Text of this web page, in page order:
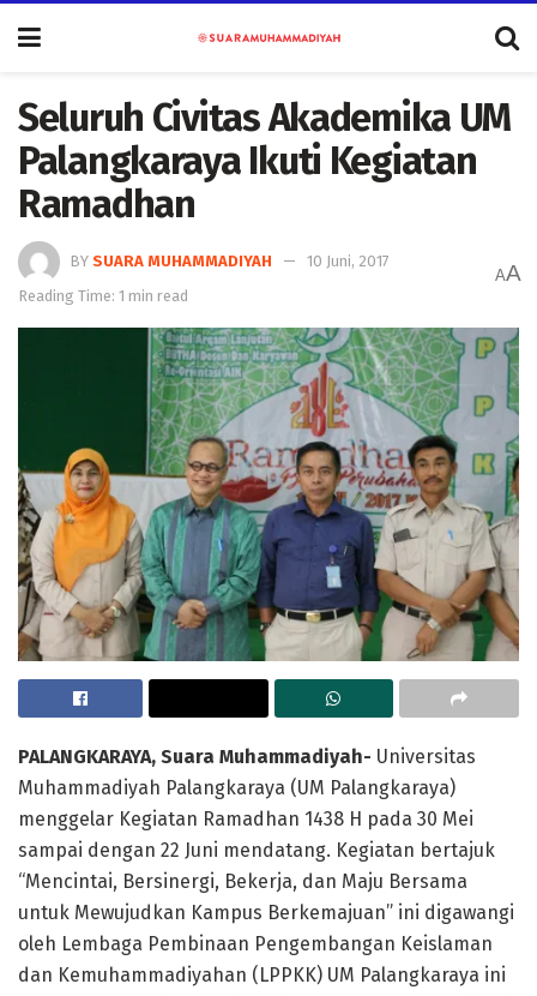
Seluruh Civitas Akademika UM
Palangkaraya Ikuti Kegiatan
Ramadhan
BY SUARA MUHAMMADIYAH
10 Juni, 2017
Reading Time: 1 min read
AA
PALANGKARAYA, Suara Muhammadiyah- Universitas
Muhammadiyah Palangkaraya (UM Palangkaraya)
menggelar Kegiatan Ramadhan 1438 H pada 30 Mei
sampai dengan 22 Juni mendatang. Kegiatan bertajuk
“Mencintai, Bersinergi, Bekerja, dan Maju Bersama
untuk Mewujudkan Kampus Berkemajuan” ini digawangi
oleh Lembaga Pembinaan Pengembangan Keislaman
dan Kemuhammadiyahan (LPPKK) UM Palangkaraya ini